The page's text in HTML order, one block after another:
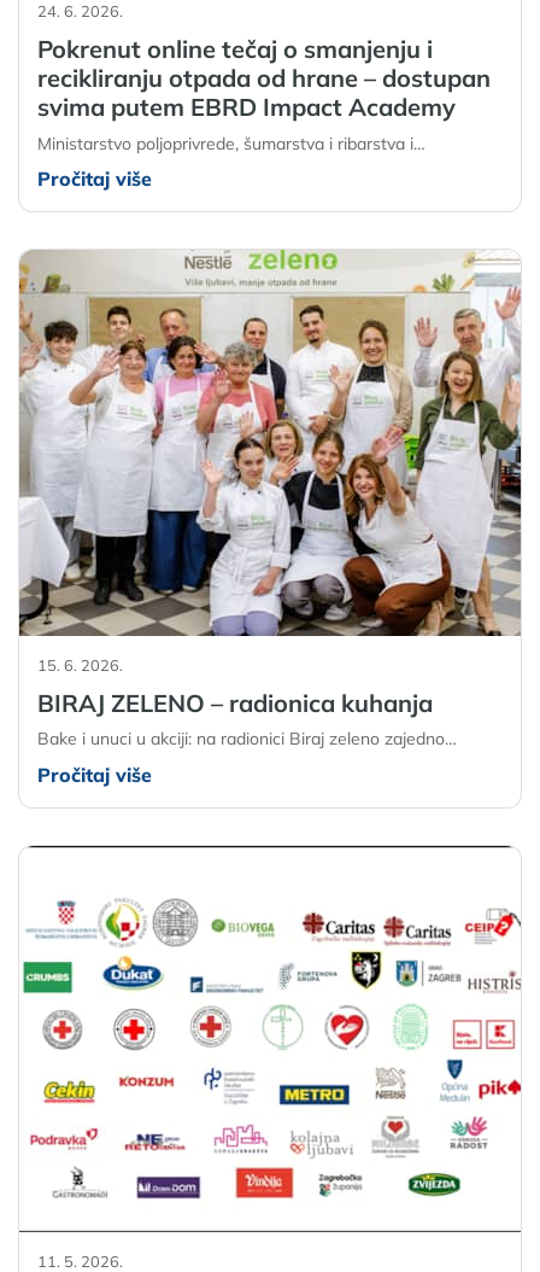
24. 6. 2026.
Pokrenut online tečaj o smanjenju i
recikliranju otpada od hrane – dostupan
svima putem EBRD Impact Academy
Ministarstvo poljoprivrede, šumarstva i ribarstva i…
Pročitaj više
15. 6. 2026.
BIRAJ ZELENO – radionica kuhanja
Bake i unuci u akciji: na radionici Biraj zeleno zajedno…
Pročitaj više
11. 5. 2026.